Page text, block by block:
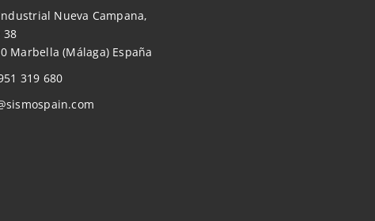
Nueva Campana,
38
Marbella (Málaga) España
319 680